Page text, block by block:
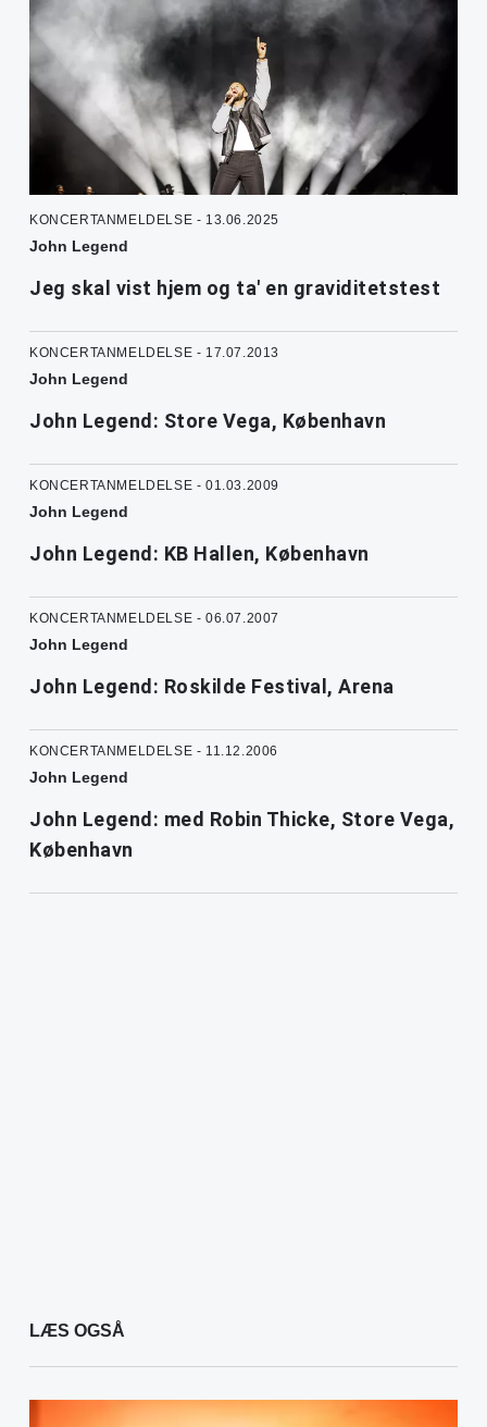
KONCERTANMELDELSE - 13.06.2025
John Legend
Jeg skal vist hjem og ta' en graviditetstest
KONCERTANMELDELSE - 17.07.2013
John Legend
John Legend: Store Vega, København
KONCERTANMELDELSE - 01.03.2009
John Legend
John Legend: KB Hallen, København
KONCERTANMELDELSE - 06.07.2007
John Legend
John Legend: Roskilde Festival, Arena
KONCERTANMELDELSE - 11.12.2006
John Legend
John Legend: med Robin Thicke, Store Vega,
København
LÆS OGSÅ